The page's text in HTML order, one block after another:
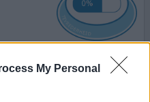
My Personal